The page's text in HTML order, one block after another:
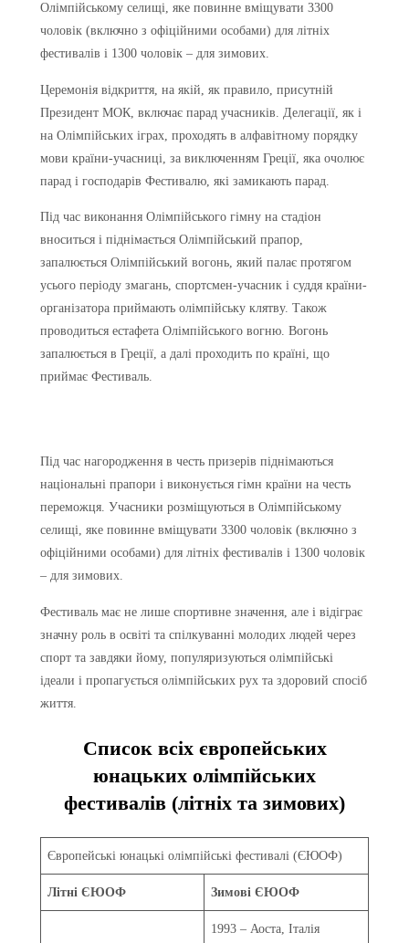
Олімпійському селищі, яке повинне вміщувати 3300
чоловік (включно з офіційними особами) для літніх
фестивалів і 1300 чоловік – для зимових.
Церемонія відкриття, на якій, як правило, присутній
Президент МОК, включає парад учасників. Делегації, як і
на Олімпійських іграх, проходять в алфавітному порядку
мови країни-учасниці, за виключенням Греції, яка очолює
парад і господарів Фестивалю, які замикають парад.
Під час виконання Олімпійського гімну на стадіон
вноситься і піднімається Олімпійський прапор,
запалюється Олімпійський вогонь, який палає протягом
усього періоду змагань, спортсмен-учасник і суддя країни-
організатора приймають олімпійську клятву. Також
проводиться естафета Олімпійського вогню. Вогонь
запалюється в Греції, а далі проходить по країні, що
приймає Фестиваль.
Під час нагородження в честь призерів піднімаються
національні прапори і виконується гімн країни на честь
переможця. Учасники розміщуються в Олімпійському
селищі, яке повинне вміщувати 3300 чоловік (включно з
офіційними особами) для літніх фестивалів і 1300 чоловік
– для зимових.
Фестиваль має не лише спортивне значення, але і відіграє
значну роль в освіті та спілкуванні молодих людей через
спорт та завдяки йому, популяризуються олімпійські
ідеали і пропагується олімпійських рух та здоровий спосіб
життя.
Список всіх європейських
юнацьких олімпійських
фестивалів (літніх та зимових)
Європейські юнацькі олімпійські фестивалі (ЄЮОФ)
Літні ЄЮОФ Зимові ЄЮОФ
1993 – Аоста, Італія